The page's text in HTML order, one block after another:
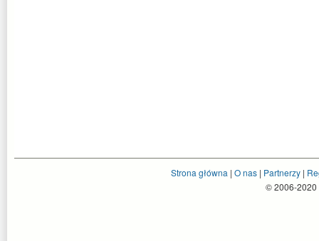
Strona główna | O nas| Partnerzy|
© 2006-2020